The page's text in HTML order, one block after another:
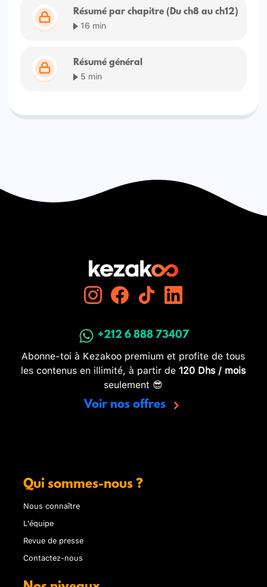
Résumé par chapitre (Du ch8 au ch12)
16 min
Résumé général
5 min
+212 6 888 73407
Abonne-toi à Kezakoo premium et profite de tous
les contenus en illimité, à partir de 120 Dhs / mois
seulement 😎
Voir nos offres
Qui sommes-nous ?
Nous connaître
L'équipe
Revue de presse
Contactez-nous